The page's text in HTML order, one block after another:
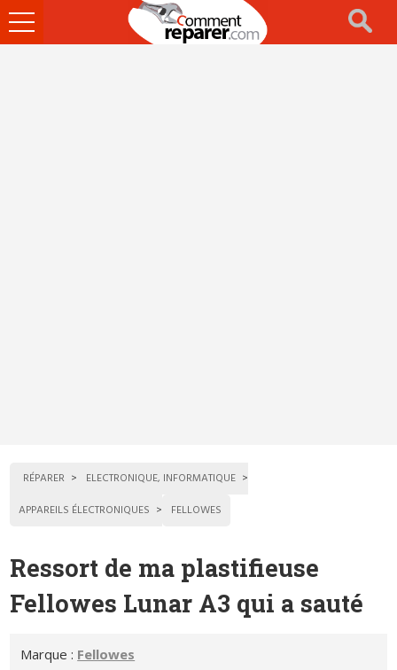
Ouvrir
le
RÉPARER
ELECTRONIQUE, INFORMATIQUE
APPAREILS ÉLECTRONIQUES
FELLOWES
Ressort de ma plastifieuse
Fellowes Lunar A3 qui a sauté
Marque : Fellowes